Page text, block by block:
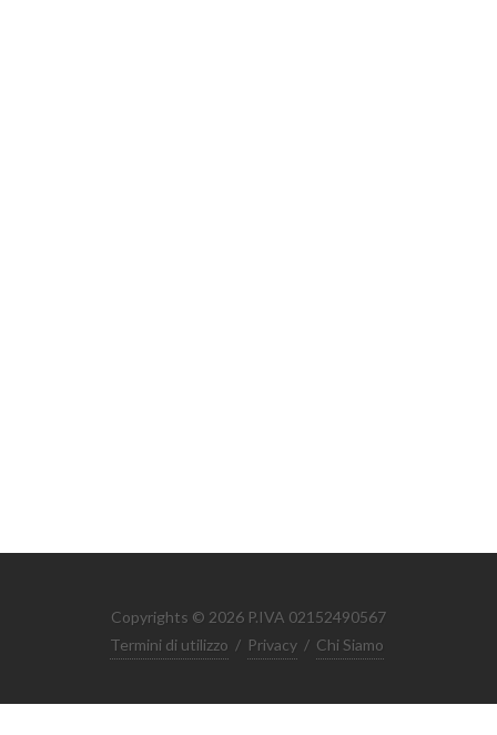
Copyrights © 2026 P.IVA 02152490567
Termini di utilizzo / Privacy / Chi Siamo